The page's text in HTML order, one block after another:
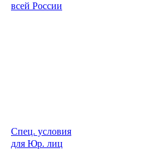
всей России
Спец. условия
для Юр. лиц